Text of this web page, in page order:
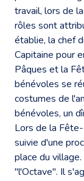
travail, lors de
rôles sont
établie, la chef
Capitaine pour
Pâques et la
bénévoles se
costumes de
bénévoles, un
Lors de la
suivie d'une
place du
"l'Octave". Il